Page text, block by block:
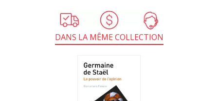
DANS LA MÊME COLLECTION